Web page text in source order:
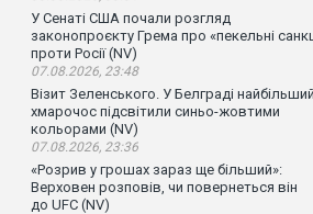
У Сенаті США почали розгляд
законопроєкту Грема про «пекельні
проти Росії (NV)
07.08.2026, 23:48
Візит Зеленського. У Белграді найбільший
хмарочос підсвітили синьо-жовтими
кольорами (NV)
07.08.2026, 23:36
«Розрив у грошах зараз ще більший»:
Верховен розповів, чи повернеться він
до UFC (NV)